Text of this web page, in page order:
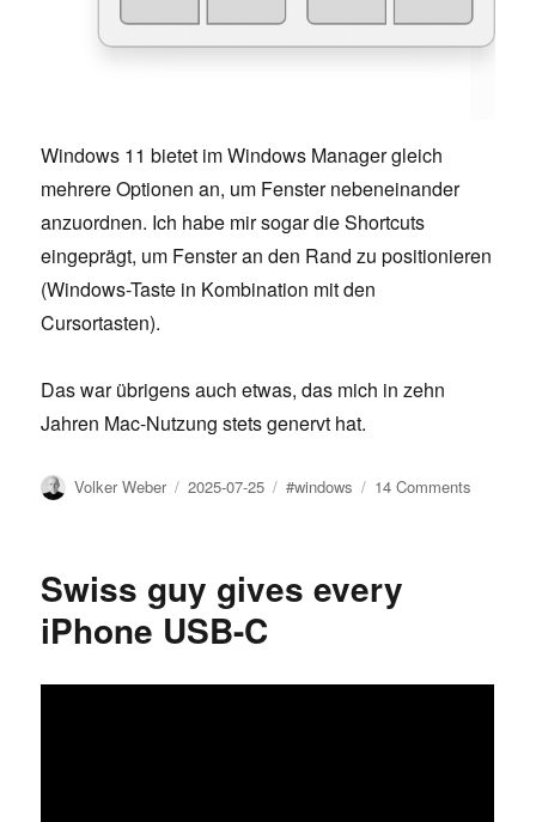
Windows 11 bietet im Windows Manager gleich
mehrere Optionen an, um Fenster nebeneinander
anzuordnen. Ich habe mir sogar die Shortcuts
eingeprägt, um Fenster an den Rand zu positionieren
(Windows-Taste in Kombination mit den
Cursortasten).
Das war übrigens auch etwas, das mich in zehn
Jahren Mac-Nutzung stets genervt hat.
Author
Volker Weber
Posted
2025-07-25 Tags
#windows 14 Comments
Swiss guy gives every
iPhone USB-C